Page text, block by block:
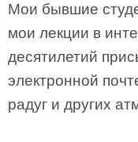
Мои бывшие
мои лекции в
десятилетий
электронной
радуг и других